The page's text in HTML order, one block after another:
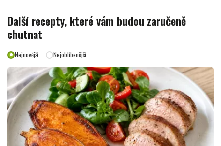
Další recepty, které vám budou zaručeně
chutnat
Nejnovější Nejoblíbenější